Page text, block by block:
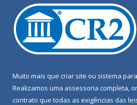
Muito mais que criar site ou sistema
Realizamos uma assessoria completa,
contrato que todas as exigências das